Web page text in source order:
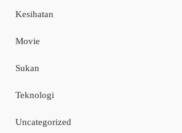
Kesihatan
Movie
Sukan
Teknologi
Uncategorized